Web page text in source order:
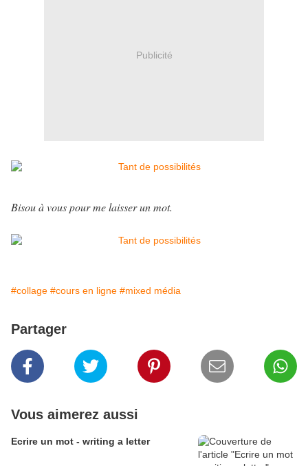
Publicité
Bisou à vous pour me laisser un mot.
#collage #cours en ligne #mixed média
Partager
Vous aimerez aussi
Ecrire un mot - writing a letter